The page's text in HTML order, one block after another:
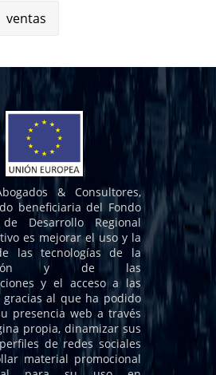
ventas
& Consultores,
beneficiaria del Fondo
Desarrollo Regional
es mejorar el uso y la
las tecnologías de la
y de las
y el acceso a las
gracias al que ha podido
presencia web a través
propia, dinamizar sus
de redes sociales
material promocional